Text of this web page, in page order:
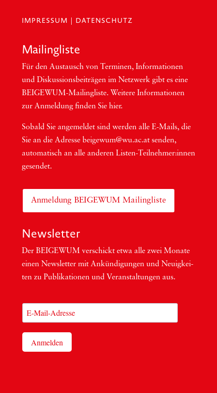
IMPRESSUM | DATENSCHUTZ
Mai­ling­lis­te
Für den Aus­tausch von Ter­mi­nen, Infor­ma­tio­nen
und Dis­kus­si­ons­bei­trä­gen im Netzwerk gibt es eine
BEI­GEWUM-Mai­ling­lis­te. Wei­te­re Infor­ma­tio­nen
zur Anmel­dung fin­den Sie hier.
Sobald Sie ange­mel­det sind wer­den alle E-Mails, die
Sie an die Adres­se beigewum@wu.ac.at sen­den,
auto­ma­tisch an alle ande­ren Lis­ten-Teil­neh­me­r:in­nen
gesendet.
Anmeldung BEIGEWUM Mailingliste
Newsletter
Der BEIGEWUM ver­schickt etwa alle zwei Mona­te
einen News­let­ter mit Ankün­di­gun­gen und Neu­ig­kei­
ten zu Publi­ka­tio­nen und Ver­an­stal­tun­gen aus.